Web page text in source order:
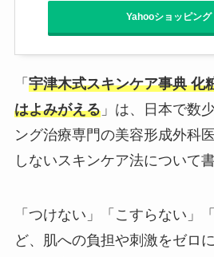
Yahooショッピング
「 宇津木式スキンケア事典 化
はよみがえる」は、日本で数
ング治療専門の美容形成外科
しないスキンケア法について
「つけない」「こすらない」
ど、肌への負担や刺激をゼロ